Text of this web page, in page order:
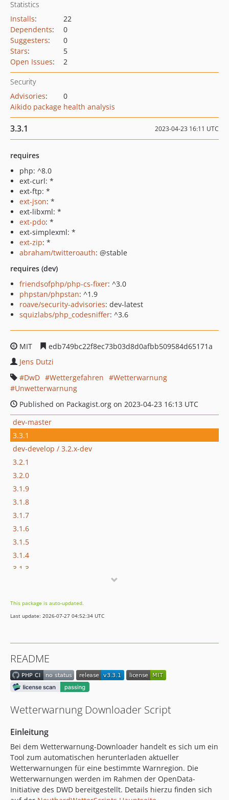
Statistics
Installs:
22
Dependents:
0
Suggesters:
0
Stars:
5
Open Issues: 2
Security
Advisories:
0
Aikido package health analysis
3.3.1 2023-04-23 16:11 UTC
requires
php: ^8.0
ext-curl: *
ext-ftp: *
ext-json: *
ext-libxml: *
ext-pdo: *
ext-simplexml: *
ext-zip: *
abraham/twitteroauth: @stable
requires (dev)
friendsofphp/php-cs-fixer: ^3.0
phpstan/phpstan: ^1.9
roave/security-advisories: dev-latest
squizlabs/php_codesniffer: ^3.6
MIT
edb749bc22f8ec73b03d8d0afbb509584d65171a
Jens Dutzi
DwD
Wettergefahren
Wetterwarnung
Unwetterwarnung
Published on Packagist.org on 2023-04-23 16:13 UTC
dev-master
3.3.1
dev-develop / 3.2.x-dev
3.2.1
3.2.0
3.1.9
3.1.8
3.1.7
3.1.6
3.1.5
3.1.4
3.1.3
3.0.1
dev-dependabot/github_actions/actions/cache-4
This package is auto-updated.
Last update: 2026-07-27 04:52:34 UTC
README
Wetterwarnung Downloader Script
Einleitung
Bei dem Wetterwarnung-Downloader handelt es sich um ein
Tool zum automatischen herunterladen aktueller
Wetterwarnungen für eine bestimmte Warnregion. Die
Wetterwarnungen werden im Rahmen der OpenData-
Initiative des DWD bereitgestellt. Details hierzu finden sich